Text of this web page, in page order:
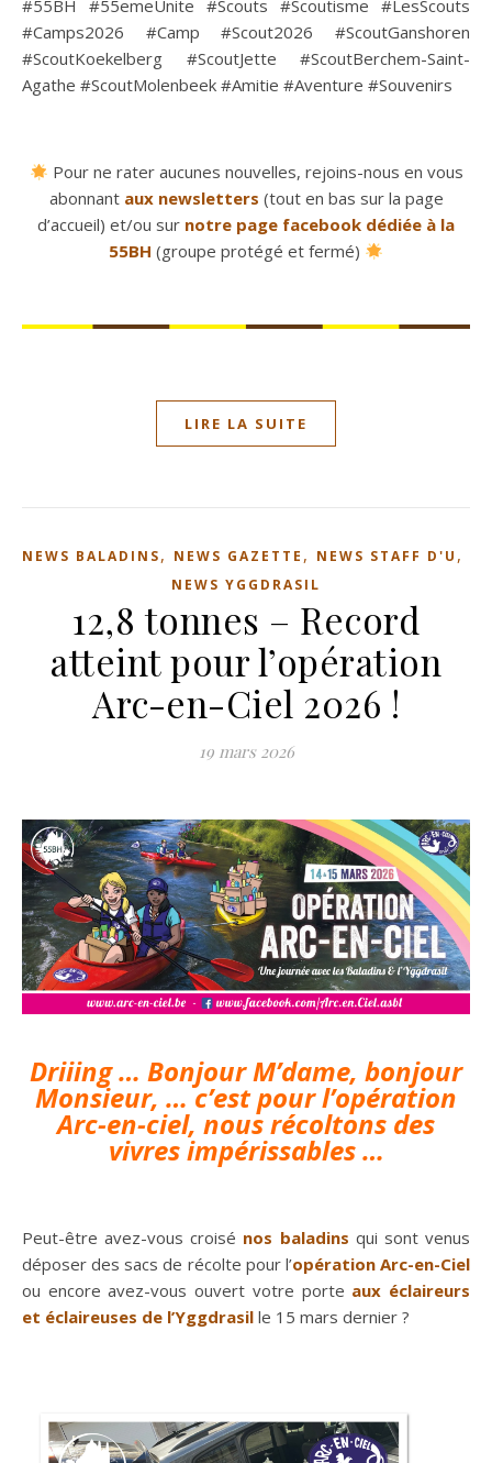
#55BH #55emeUnite #Scouts #Scoutisme #LesScouts
#Camps2026 #Camp #Scout2026 #ScoutGanshoren
#ScoutKoekelberg #ScoutJette #ScoutBerchem-Saint-
Agathe #ScoutMolenbeek #Amitie #Aventure #Souvenirs
Pour ne rater aucunes nouvelles, rejoins-nous en vous
abonnant aux newsletters (tout en bas sur la page
d’accueil) et/ou sur notre page facebook dédiée à la
55BH (groupe protégé et fermé)
LIRE LA SUITE
NEWS BALADINS, NEWS GAZETTE , NEWS STAFF D'U ,
NEWS YGGDRASIL
12,8 tonnes – Record
atteint pour l’opération
Arc-en-Ciel 2026 !
19 mars 2026
Driiing … Bonjour M’dame, bonjour
Monsieur, … c’est pour l’opération
Arc-en-ciel, nous récoltons des
vivres impérissables …
Peut-être avez-vous croisé nos baladins qui sont venus
déposer des sacs de récolte pour l’opération Arc-en-Ciel
ou encore avez-vous ouvert votre porte aux éclaireurs
et éclaireuses de l’Yggdrasil le 15 mars dernier ?